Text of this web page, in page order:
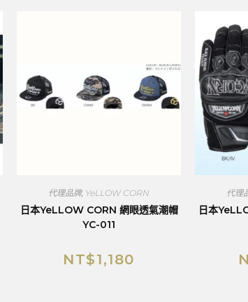
代理品牌, YeLLOW CORN
日本YeLLOW CORN 網眼透氣潮帽
YC-011
NT$1,180
代理
日本